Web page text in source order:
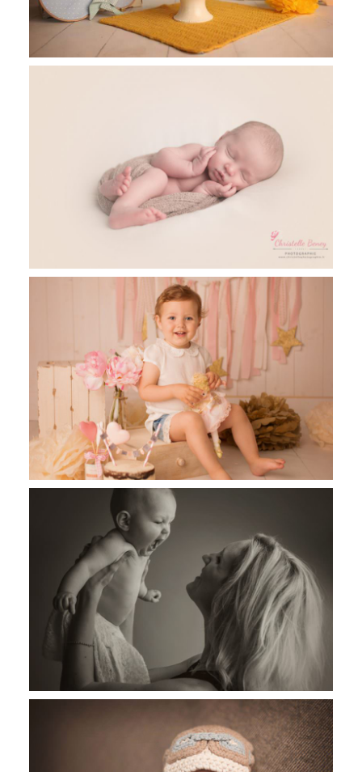
Roméo, 9 jours, séance photo
nouveau-né Toulouse
Louise, séance smash the cake,
Toulouse, Castres
Jules, 4 mois, photographe bébé
Toulouse, Castres, Revel